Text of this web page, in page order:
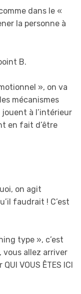
dans le «
la personne à
B.
», on va
mécanismes
à l’intérieur
en fait d’être
on agit
faudrait ! C’est
type », c’est
vous allez arriver
VOUS ÊTES ICI